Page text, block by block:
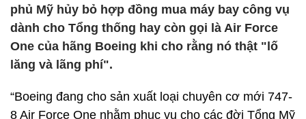
phủ Mỹ hủy bỏ hợp đồng mua máy bay công vụ
dành cho Tổng thống hay còn gọi là Air Force
One của hãng Boeing khi cho rằng nó thật "lố
lăng và lãng phí".
“Boeing đang cho sản xuất loại chuyên cơ mới 747-
8 Air Force One nhằm phục vụ cho các đời Tổng Mỹ